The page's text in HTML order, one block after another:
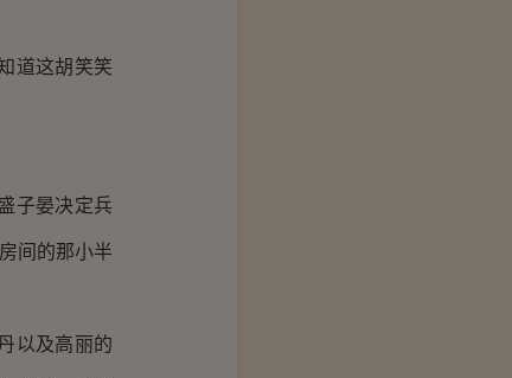
道这胡笑笑
子晏决定兵
间的那小半
以及高丽的